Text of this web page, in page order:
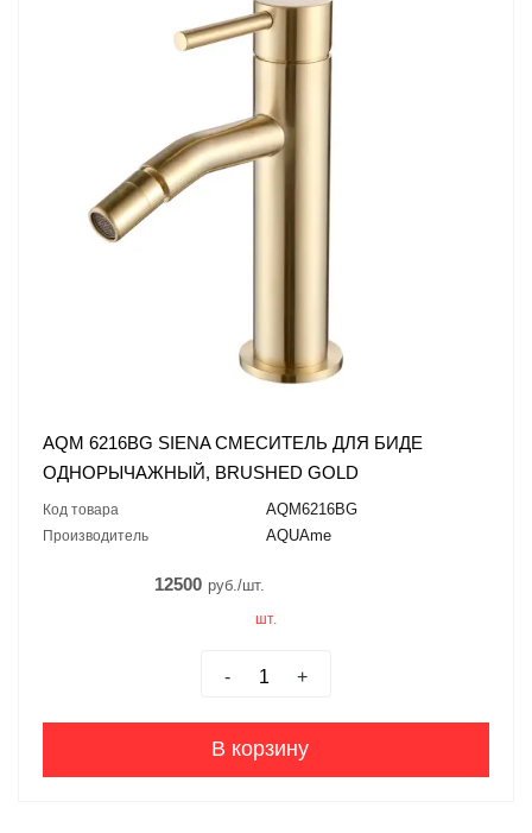
AQM 6216BG SIENA СМЕСИТЕЛЬ ДЛЯ БИДЕ
ОДНОРЫЧАЖНЫЙ, BRUSHED GOLD
Код товара AQM6216BG
Производитель AQUAme
12500 руб./шт.
шт.
- +
В корзину